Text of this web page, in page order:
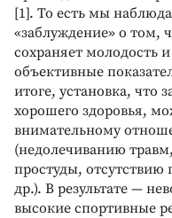
[1]. То есть мы
«заблуждение» о том,
сохраняет молодость
объективные
итоге, установка, что
хорошего здоровья,
внимательному
(недолечиванию
простуды,
др.). В результате —
высокие спортивные